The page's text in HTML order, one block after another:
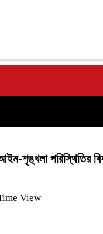
শৃঙ্খলা পরিস্থিতির
View